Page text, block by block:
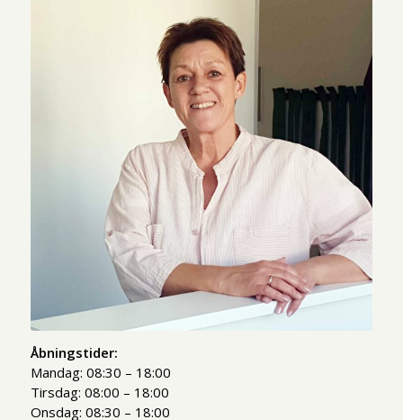
Åbningstider:
Mandag: 08:30 – 18:00
Tirsdag: 08:00 – 18:00
Onsdag: 08:30 – 18:00